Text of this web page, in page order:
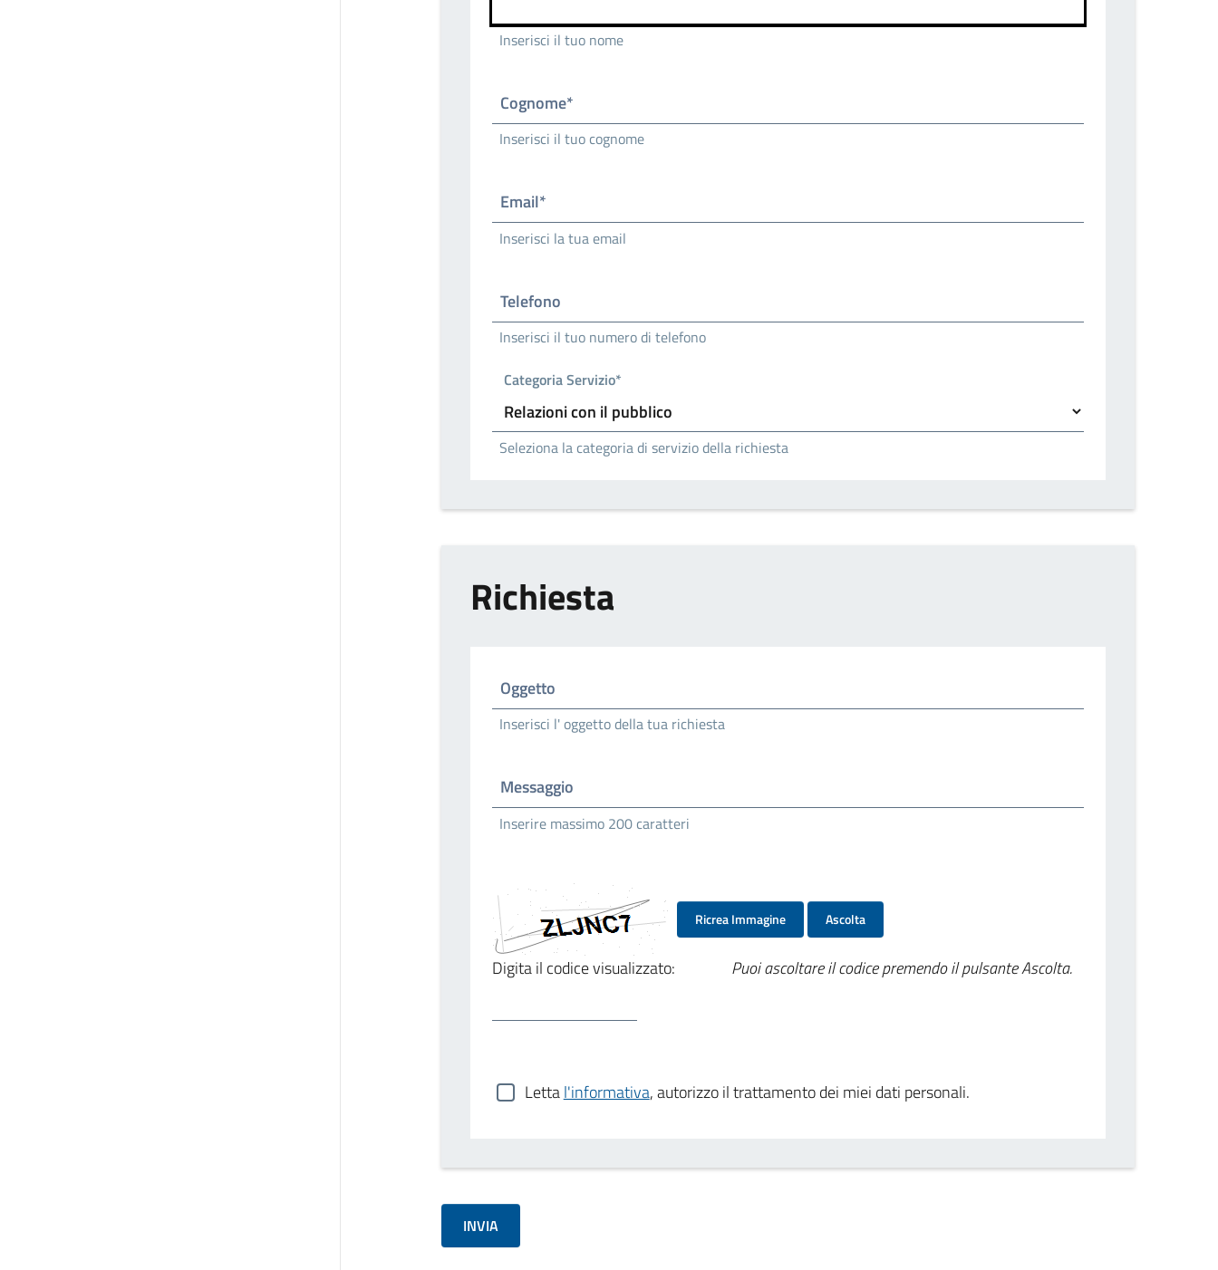
Inserisci il tuo nome
Cognome*
Inserisci il tuo cognome
Email*
Inserisci la tua email
Telefono
Inserisci il tuo numero di telefono
Categoria Servizio*
Seleziona la categoria di servizio della richiesta
Richiesta
Oggetto
Inserisci l' oggetto della tua richiesta
Messaggio
Inserire massimo 200 caratteri
Ricrea Immagine Ascolta
Digita il codice visualizzato: Puoi ascoltare il codice premendo il pulsante Ascolta.
Lettal'informativa, autorizzo il trattamento dei miei dati personali.